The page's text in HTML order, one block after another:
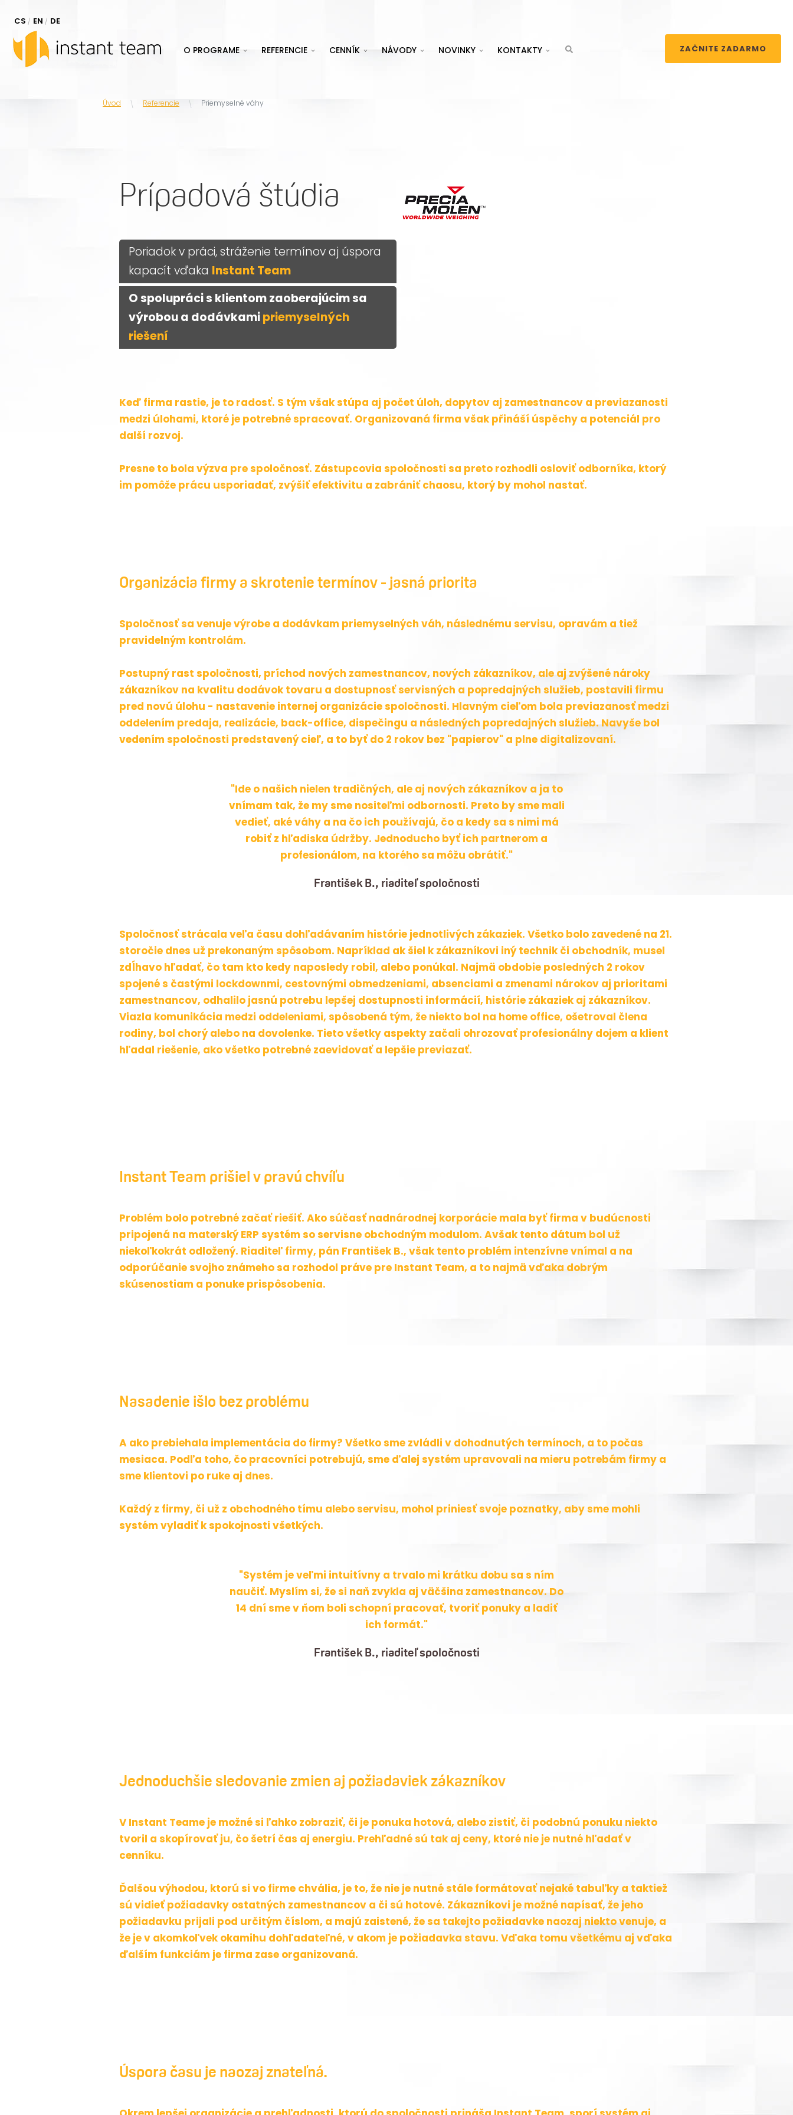
O PROGRAME REFERENCIE CENNÍK NÁVODY NOVINKY KONTAKTY
CS EN DE
ZAČNITE ZADARMO
Úvod Referencie Priemyselné váhy
Prípadová štúdia
Poriadok v práci, stráženie termínov aj úspora
kapacít vďaka Instant Team
O spolupráci s klientom zaoberajúcim sa
výrobou a dodávkamipriemyselných
riešení
Keď firma rastie, je to radosť. S tým však stúpa aj počet úloh, dopytov aj zamestnancov a previazanosti
medzi úlohami, ktoré je potrebné spracovať. Organizovaná firma však přináší úspěchy a potenciál pro
další rozvoj.
Presne to bola výzva pre spoločnosť. Zástupcovia spoločnosti sa preto rozhodli osloviť odborníka, ktorý
im pomôže prácu usporiadať, zvýšiť efektivitu a zabrániť chaosu, ktorý by mohol nastať.
Organizácia firmy a skrotenie termínov - jasná priorita
Spoločnosť sa venuje výrobe a dodávkam priemyselných váh, následnému servisu, opravám a tiež
pravidelným kontrolám.
Postupný rast spoločnosti, príchod nových zamestnancov, nových zákazníkov, ale aj zvýšené nároky
zákazníkov na kvalitu dodávok tovaru a dostupnosť servisných a popredajných služieb, postavili firmu
pred novú úlohu - nastavenie internej organizácie spoločnosti. Hlavným cieľom bola previazanosť medzi
oddelením predaja, realizácie, back-office, dispečingu a následných popredajných služieb. Navyše bol
vedením spoločnosti predstavený cieľ, a to byť do 2 rokov bez "papierov" a plne digitalizovaní.
"Ide o našich nielen tradičných, ale aj nových zákazníkov a ja to
vnímam tak, že my sme nositeľmi odbornosti. Preto by sme mali
vedieť, aké váhy a na čo ich používajú, čo a kedy sa s nimi má
robiť z hľadiska údržby. Jednoducho byť ich partnerom a
profesionálom, na ktorého sa môžu obrátiť."
František B., riaditeľ spoločnosti
Spoločnosť strácala veľa času dohľadávaním histórie jednotlivých zákaziek. Všetko bolo zavedené na 21.
storočie dnes už prekonaným spôsobom. Napríklad ak šiel k zákazníkovi iný technik či obchodník, musel
zdĺhavo hľadať, čo tam kto kedy naposledy robil, alebo ponúkal. Najmä obdobie posledných 2 rokov
spojené s častými lockdownmi, cestovnými obmedzeniami, absenciami a zmenami nárokov aj prioritami
zamestnancov, odhalilo jasnú potrebu lepšej dostupnosti informácií, histórie zákaziek aj zákazníkov.
Viazla komunikácia medzi oddeleniami, spôsobená tým, že niekto bol na home office, ošetroval člena
rodiny, bol chorý alebo na dovolenke. Tieto všetky aspekty začali ohrozovať profesionálny dojem a klient
hľadal riešenie, ako všetko potrebné zaevidovať a lepšie previazať.
Instant Team prišiel v pravú chvíľu
Problém bolo potrebné začať riešiť. Ako súčasť nadnárodnej korporácie mala byť firma v budúcnosti
pripojená na materský ERP systém so servisne obchodným modulom. Avšak tento dátum bol už
niekoľkokrát odložený. Riaditeľ firmy, pán František B., však tento problém intenzívne vnímal a na
odporúčanie svojho známeho sa rozhodol práve pre Instant Team, a to najmä vďaka dobrým
skúsenostiam a ponuke prispôsobenia.
Nasadenie išlo bez problému
A ako prebiehala implementácia do firmy? Všetko sme zvládli v dohodnutých termínoch, a to počas
mesiaca. Podľa toho, čo pracovníci potrebujú, sme ďalej systém upravovali na mieru potrebám firmy a
sme klientovi po ruke aj dnes.
Každý z firmy, či už z obchodného tímu alebo servisu, mohol priniesť svoje poznatky, aby sme mohli
systém vyladiť k spokojnosti všetkých.
"Systém je veľmi intuitívny a trvalo mi krátku dobu sa s ním
naučiť. Myslím si, že si naň zvykla aj väčšina zamestnancov. Do
14 dní sme v ňom boli schopní pracovať, tvoriť ponuky a ladiť
ich formát."
František B., riaditeľ spoločnosti
Jednoduchšie sledovanie zmien aj požiadaviek zákazníkov
V Instant Teame je možné si ľahko zobraziť, či je ponuka hotová, alebo zistiť, či podobnú ponuku niekto
tvoril a skopírovať ju, čo šetrí čas aj energiu. Prehľadné sú tak aj ceny, ktoré nie je nutné hľadať v
cenníku.
Ďalšou výhodou, ktorú si vo firme chvália, je to, že nie je nutné stále formátovať nejaké tabuľky a taktiež
sú vidieť požiadavky ostatných zamestnancov a či sú hotové. Zákazníkovi je možné napísať, že jeho
požiadavku prijali pod určitým číslom, a majú zaistené, že sa takejto požiadavke naozaj niekto venuje, a
že je v akomkoľvek okamihu dohľadateľné, v akom je požiadavka stavu. Vďaka tomu všetkému aj vďaka
ďalším funkciám je firma zase organizovaná.
Úspora času je naozaj znateľná.